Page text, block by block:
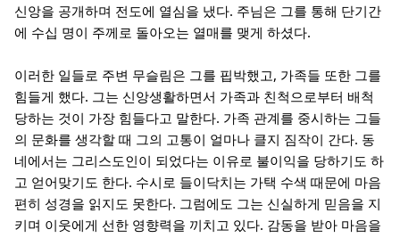
신앙을 공개하며 전도에 열심을 냈다. 주님은 그를 통해 단기간
에 수십 명이 주께로 돌아오는 열매를 맺게 하셨다.
이러한 일들로 주변 무슬림은 그를 핍박했고, 가족들 또한 그를
힘들게 했다. 그는 신앙생활하면서 가족과 친척으로부터 배척
당하는 것이 가장 힘들다고 말한다. 가족 관계를 중시하는 그들
의 문화를 생각할 때 그의 고통이 얼마나 클지 짐작이 간다. 동
네에서는 그리스도인이 되었다는 이유로 불이익을 당하기도 하
고 얻어맞기도 한다. 수시로 들이닥치는 가택 수색 때문에 마음
편히 성경을 읽지도 못한다. 그럼에도 그는 신실하게 믿음을 지
키며 이웃에게 선한 영향력을 끼치고 있다. 감동을 받아 마음을